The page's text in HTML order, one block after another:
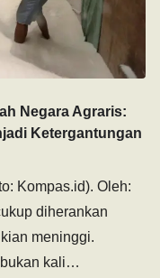
Negara Agraris:
Ketergantungan
Kompas.id). Oleh:
diherankan
meninggi.
bukan kali…